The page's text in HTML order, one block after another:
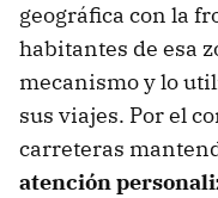
geográfica con la
habitantes de esa
mecanismo y lo
sus viajes. Por el
carreteras
atención